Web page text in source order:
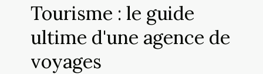
Tourisme : le guide
ultime d'une agence de
voyages